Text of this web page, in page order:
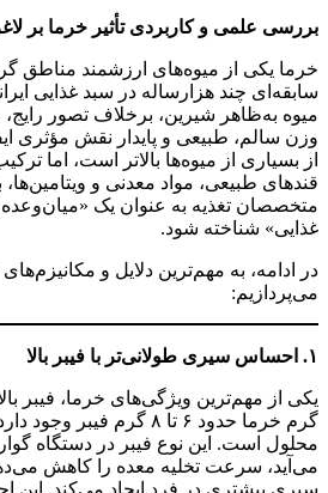
بررسی علمی و کاربردی تأثیر خرما بر
خرما یکی از میوه‌های ارزشمند مناطق
سابقه‌ای چند هزارساله در سبد غذایی
میوه به‌ظاهر شیرین، برخلاف تصور رایج،
وزن سالم، طبیعی و پایدار نقش مؤثری
از بسیاری از میوه‌ها بالاتر است، اما
قندهای طبیعی، مواد معدنی و
متخصصان تغذیه به عنوان یک
غذایی» شناخته شود.
در ادامه، به مهم‌ترین دلایل و
می‌پردازیم:
۱. احساس سیری طولانی‌تر با فیبر بالا
گرم خرما حدود ۶ تا ۸ گرم
محلول است. این نوع فیبر در دستگاه
می‌آید، سرعت تخلیه معده را کاهش
سیری بیشتری در فرد ایجاد می‌کند.